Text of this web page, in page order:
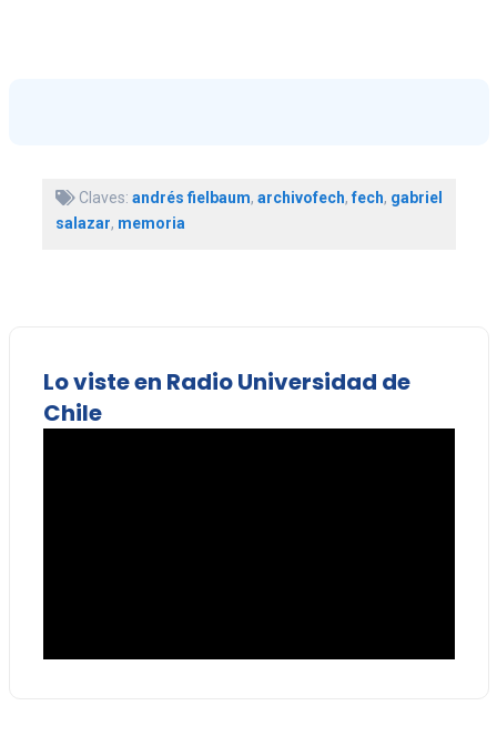
Claves: andrés fielbaum, archivofech,fech, gabriel
salazar, memoria
Lo viste en Radio Universidad de
Chile